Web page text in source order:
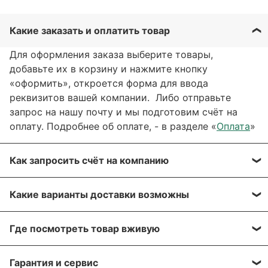
Какие заказать и оплатить товар
Для оформления заказа выберите товары,
добавьте их в корзину и нажмите кнопку
«оформить», откроется форма для ввода
реквизитов вашей компании. Либо отправьте
запрос на нашу почту и мы подготовим счёт на
оплату. Подробнее об оплате, - в разделе «Оплата»
Как запросить счёт на компанию
оформлении заказа, отправить запрос на нашу
почту или через заявку через форму обратной
связи. Мы свяжемся с вами в течение нескольких
Для получения более подробной информации по
Какие варианты доставки возможны
описанные в разделе « Доставка»
самовывоз, доставка курьером, доставка через
транспортную компанию.
Где посмотреть товар вживую
Гарантия и сервис